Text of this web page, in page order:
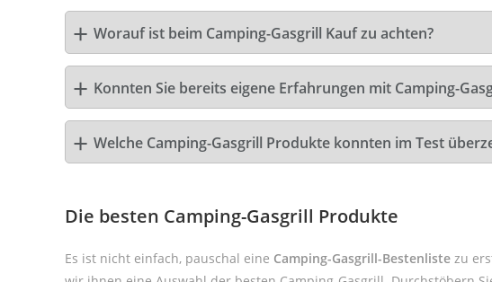
Worauf ist beim Camping-Gasgrill Kauf zu achten?
Konnten Sie bereits eigene Erfahrungen mit Camping-
Welche Camping-Gasgrill Produkte konnten im Test
Die besten Camping-Gasgrill Produkte
Es ist nicht einfach, pauschal eine Camping-Gasgrill-Bestenliste zu